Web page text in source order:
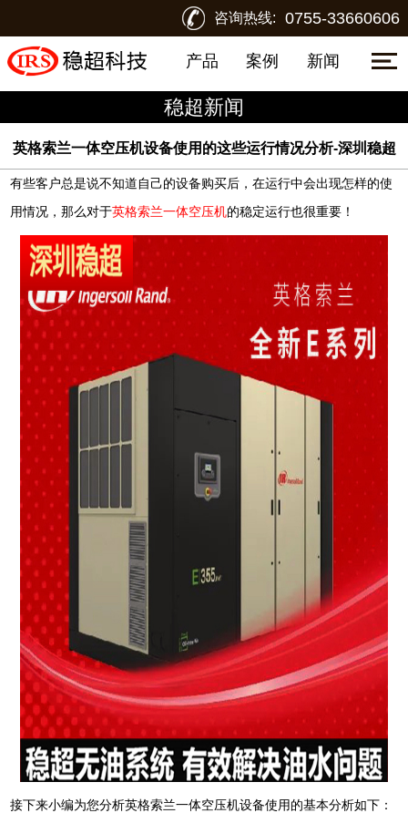
咨询热线: 0755-33660606
产品 案例 新闻
稳超新闻
英格索兰一体空压机设备使用的这些运行情况分析-深圳稳超
有些客户总是说不知道自己的设备购买后，在运行中会出现怎样的使
用情况，那么对于英格索兰一体空压机的稳定运行也很重要！
接下来小编为您分析英格索兰一体空压机设备使用的基本分析如下：